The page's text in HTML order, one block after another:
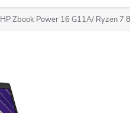
HP Zbook Power 16 G11A/ Ryzen 7